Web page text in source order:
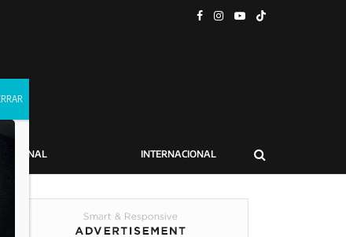
NACIONAL INTERNACIONAL